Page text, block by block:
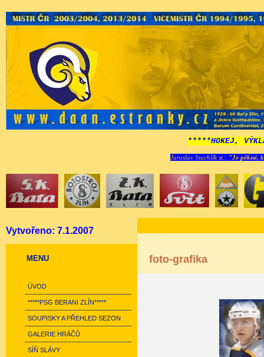
*****HOKEJ,
Jaroslav Stuchlík st.: "Je pěkné,
Vytvořeno: 7.1.2007
MENU
ÚVOD
*****PSG BERANI ZLÍN*****
SOUPISKY A PŘEHLED SEZON
GALERIE HRÁČŮ
SÍŇ SLÁVY
foto-grafika